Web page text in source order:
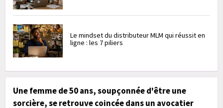
Le mindset du distributeur MLM qui réussit en
ligne : les 7 piliers
Une femme de 50 ans, soupçonnée d'être une
sorcière, se retrouve coincée dans un avocatier